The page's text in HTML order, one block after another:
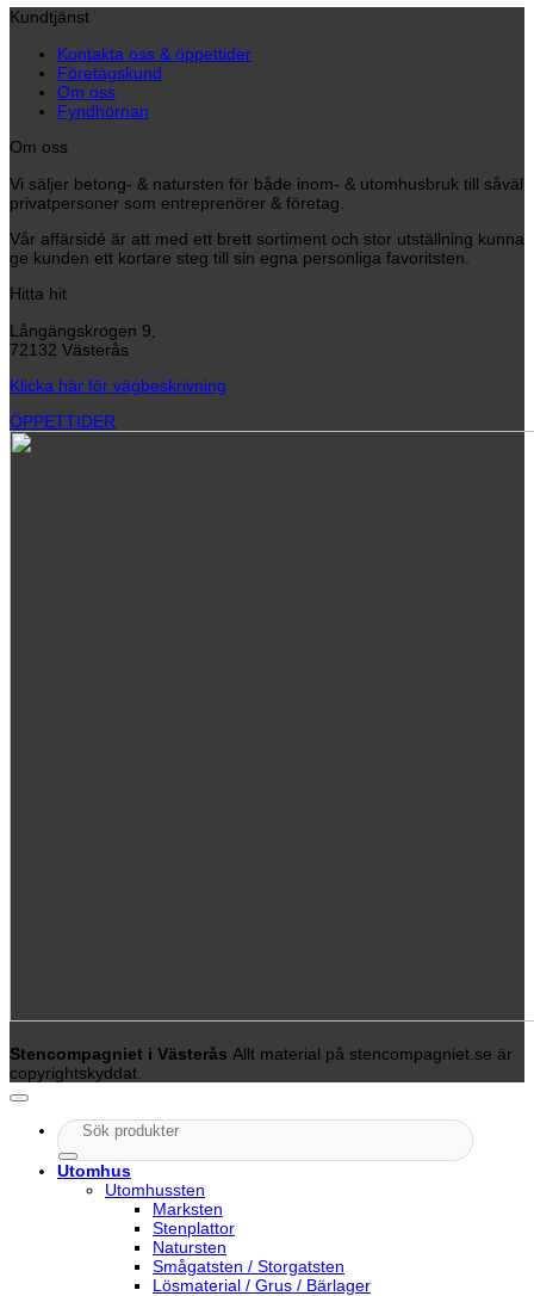
Kundtjänst
Kontakta oss & öppettider
Företagskund
Om oss
Fyndhörnan
Om oss
Vi säljer betong- & natursten för både inom- & utomhusbruk till såväl
privatpersoner som entreprenörer & företag.
Vår affärsidé är att med ett brett sortiment och stor utställning kunna
ge kunden ett kortare steg till sin egna personliga favoritsten.
Hitta hit
Långängskrogen 9,
72132 Västerås
Klicka här för vägbeskrivning
ÖPPETTIDER
Stencompagniet i Västerås Allt material på stencompagniet.se är
copyrightskyddat.
Sök
efter:
Utomhus
Utomhussten
Marksten
Stenplattor
Natursten
Smågatsten / Storgatsten
Lösmaterial / Grus / Bärlager